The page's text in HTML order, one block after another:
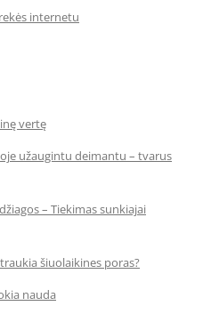
internetu
vertę
užaugintu deimantu – tvarus
– Tiekimas sunkiajai
šiuolaikines poras?
nauda